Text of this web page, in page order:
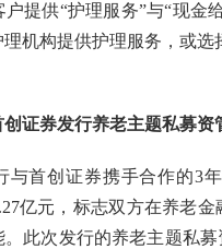
提供“护理服务”与“现金
机构提供护理服务，或
证券发行养老主题私募资
与首创证券携手合作的3
亿元，标志双方在养老
此次发行的养老主题私